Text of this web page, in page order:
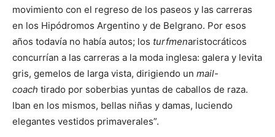
movimiento con el regreso de los paseos y las carreras
en los Hipódromos Argentino y de Belgrano. Por esos
años todavía no había autos; los turfmenaristocráticos
concurrían a las carreras a la moda inglesa: galera y levita
gris, gemelos de larga vista, dirigiendo un mail-
coach tirado por soberbias yuntas de caballos de raza.
Iban en los mismos, bellas niñas y damas, luciendo
elegantes vestidos primaverales”.